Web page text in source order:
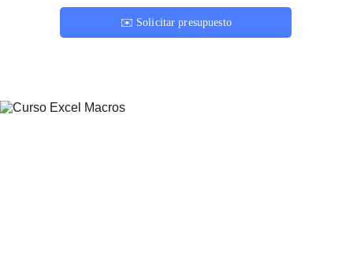
✉️ Solicitar presupuesto